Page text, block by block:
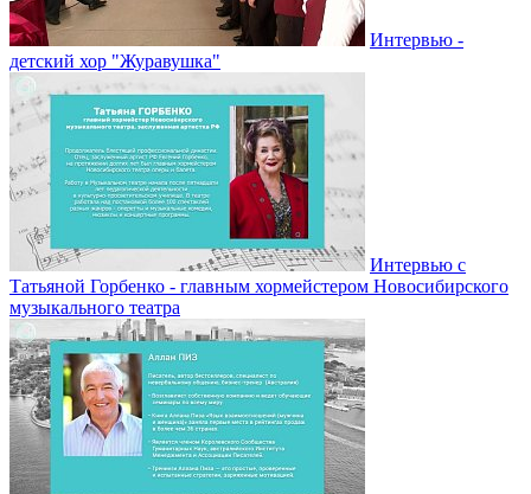
Интервью -
детский хор "Журавушка"
Интервью с
Татьяной Горбенко - главным хормейстером Новосибирского
музыкального театра